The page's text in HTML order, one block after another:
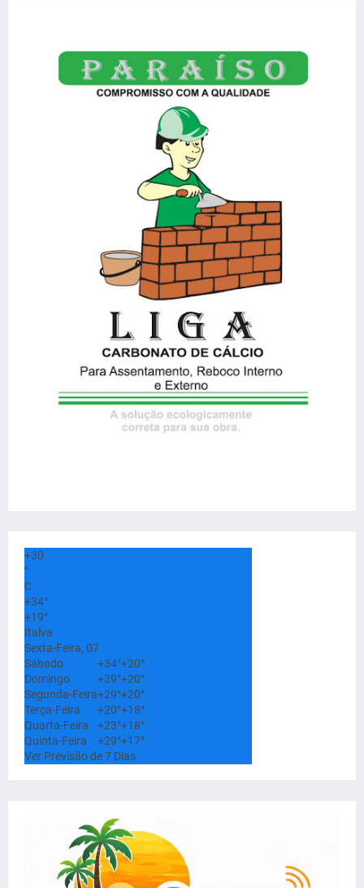
+30
°
C
+34°
+19°
Italva
Sexta-Feira, 07
Sábado
+34°+20°
Domingo
+39°+20°
Segunda-Feira+29°+20°
Terça-Feira
+20°+18°
Quarta-Feira
+23°+18°
Quinta-Feira
+29°+17°
Ver Previsão de 7 Dias